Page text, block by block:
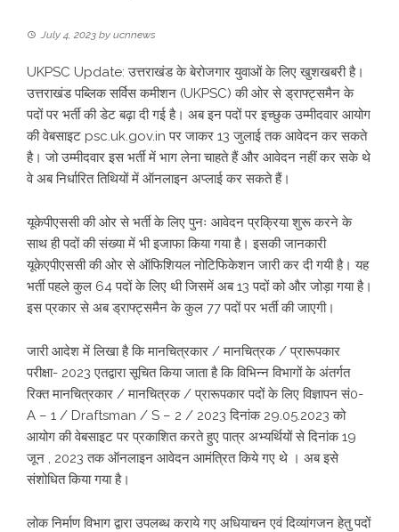
July 4, 2023 by ucnnews
UKPSC Update: उत्तराखंड के बेरोजगार युवाओं के लिए खुशखबरी है।
उत्तराखंड पब्लिक सर्विस कमीशन (UKPSC) की ओर से ड्राफ्ट्समैन के
पदों पर भर्ती की डेट बढ़ा दी गई है। अब इन पदों पर इच्छुक उम्मीदवार आयोग
की वेबसाइट psc.uk.gov.in पर जाकर 13 जुलाई तक आवेदन कर सकते
है। जो उम्मीदवार इस भर्ती में भाग लेना चाहते हैं और आवेदन नहीं कर सके थे
वे अब निर्धारित तिथियों में ऑनलाइन अप्लाई कर सकते हैं।
यूकेपीएससी की ओर से भर्ती के लिए पुनः आवेदन प्रक्रिया शुरू करने के
साथ ही पदों की संख्या में भी इजाफा किया गया है। इसकी जानकारी
यूकेएपीएससी की ओर से ऑफिशियल नोटिफिकेशन जारी कर दी गयी है। यह
भर्ती पहले कुल 64 पदों के लिए थी जिसमें अब 13 पदों को और जोड़ा गया है।
इस प्रकार से अब ड्राफ्ट्समैन के कुल 77 पदों पर भर्ती की जाएगी।
जारी आदेश में लिखा है कि मानचित्रकार / मानचित्रक / प्रारूपकार
परीक्षा- 2023 एतद्वारा सूचित किया जाता है कि विभिन्न विभागों के अंतर्गत
रिक्त मानचित्रकार / मानचित्रक / प्रारूपकार पदों के लिए विज्ञापन सं0-
A – 1 / Draftsman / S – 2 / 2023 दिनांक 29.05.2023 को
आयोग की वेबसाइट पर प्रकाशित करते हुए पात्र अभ्यर्थियों से दिनांक 19
जून , 2023 तक ऑनलाइन आवेदन आमंत्रित किये गए थे । अब इसे
संशोधित किया गया है।
लोक निर्माण विभाग द्वारा उपलब्ध कराये गए अधियाचन एवं दिव्यांगजन हेतु पदों